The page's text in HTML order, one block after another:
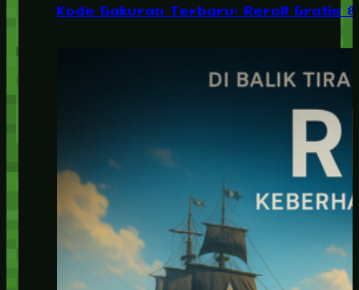
Kode Gakuran Terbaru: Reroll Gratis